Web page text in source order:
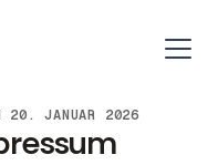
20. JANUAR 2026